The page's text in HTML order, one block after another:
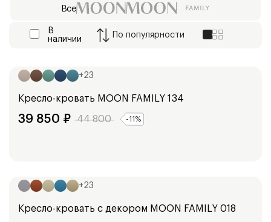
Все
В
наличии
По популярности
+23
Кресло-кровать MOON FAMILY 134
39 850 ₽ 44 800 -11 %
+23
Кресло-кровать с декором MOON FAMILY 018